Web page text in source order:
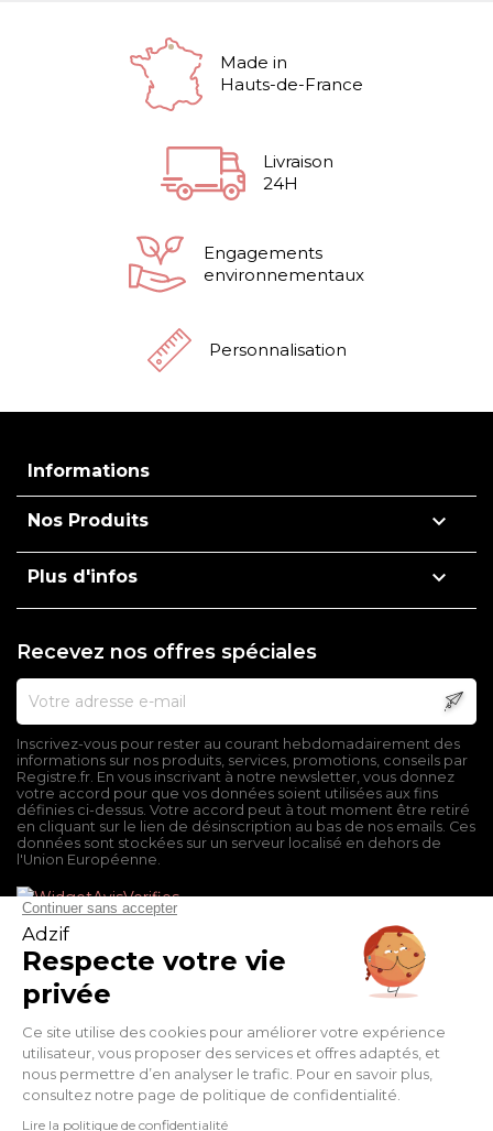
Made in
Hauts-de-France
Livraison
24H
Engagements
environnementaux
Personnalisation
Informations
Nos Produits 
Plus d'infos 
Recevez nos offres spéciales
Inscrivez-vous pour rester au courant hebdomadairement des
informations sur nos produits, services, promotions, conseils par
Registre.fr. En vous inscrivant à notre newsletter, vous donnez
votre accord pour que vos données soient utilisées aux fins
définies ci-dessus. Votre accord peut à tout moment être retiré
en cliquant sur le lien de désinscription au bas de nos emails. Ces
données sont stockées sur un serveur localisé en dehors de
l'Union Européenne.
Conditions générales de vente
Politique de confidentialité